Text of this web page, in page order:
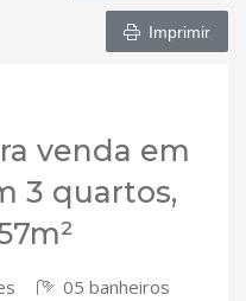
Imprimir
venda em
3 quartos,
05 banheiros